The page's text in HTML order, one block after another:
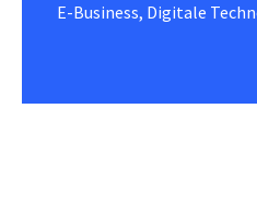
E-Business, Digitale